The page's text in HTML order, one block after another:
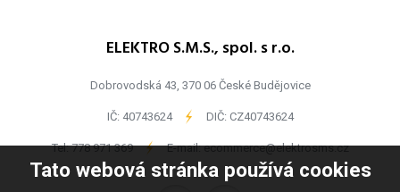
Tato webová stránka používá cookies
ELEKTRO S.M.S., spol. s r.o.
Dobrovodská 43, 370 06 České Budějovice
IČ: 40743624 - DIČ: CZ40743624
Tel:778 971 369 - E-mail:ecommerce@elektrosms.cz